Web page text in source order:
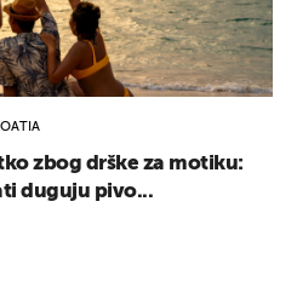
zbog drške za motiku:
duguju pivo...